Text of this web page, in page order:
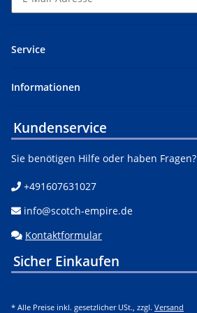
Service
Informationen
Kundenservice
Sie benötigen Hilfe oder haben Fragen?
+491607631027
info@scotch-empire.de
Kontaktformular
Sicher Einkaufen
* Alle Preise inkl. gesetzlicher USt., zzgl. Versand